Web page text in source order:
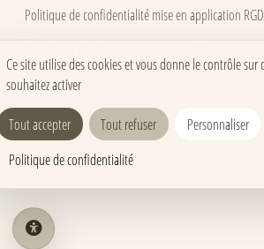
Politique de confidentialité mise en application
Accessibilité
Carnets pour événements
Carnets corporate
Carnets pros & formations
Ce site utilise des cookies et vous donne le contrôle sur
souhaitez activer
Tout accepter Tout refuser
Personnaliser
Politique de confidentialité